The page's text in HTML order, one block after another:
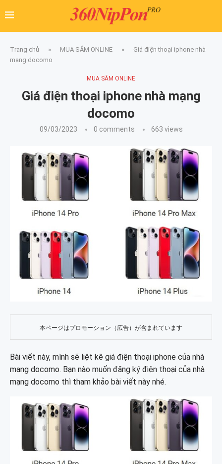
Trang chủ » MUA SẮM ONLINE »
Giá điện thoại iphone nhà
mạng docomo
MUA SẮM ONLINE
Giá điện thoại iphone nhà mạng
docomo
09/03/2023 0 comments 663 views
本ページはプロモーション（広告）が含まれています
Bài viết này, mình sẽ liệt kê giá điện thoại iphone của nhà
mạng docomo. Bạn nào muốn đăng ký điện thoại của nhà
mạng docomo thì tham khảo bài viết này nhé.